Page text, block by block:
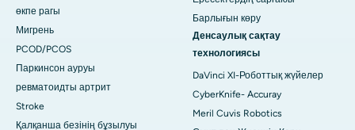
өкпе рагы
Мигрень
PCOD/PCOS
Паркинсон ауруы
ревматоидты артрит
Stroke
Қалқанша безінің бұзылуы
Барлығын көру
Денсаулық сақтау
технологиясы
DaVinci XI-Роботтық жүйелер
CyberKnife- Accuray
Meril Cuvis Robotics